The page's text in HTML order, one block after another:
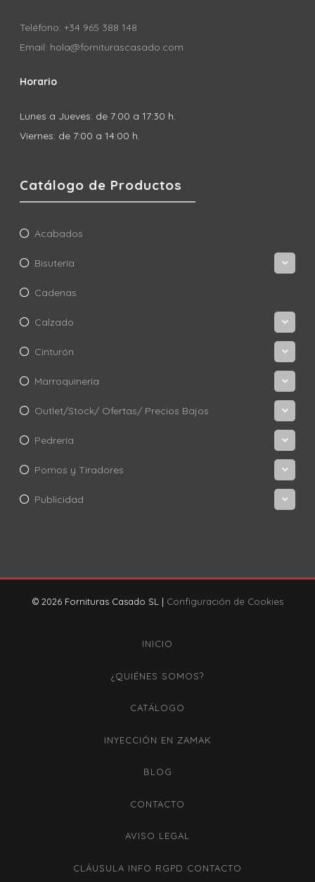
Teléfono: +34 965 388 148
Email: hola@forniturascasado.com
Horario
Lunes a Jueves: de 7:00 a 17:30 h.
Viernes: de 7:00 a 14:00 h.
Catálogo de Productos
Acabados
Bisutería
Cadenas
Calzado
Cinturón
Marroquinería
Outlet/Stock/ Ofertas/ Precios Bajos
Pedrería
Pomos y Tiradores
Publicidad
© 2026 Fornituras Casado SL | Configuración de Cookies
INICIO
¿QUIÉNES SOMOS?
CATÁLOGO
INYECCIÓN EN ZAMAK
BLOG
CONTACTO
AVISO LEGAL
CLÁUSULA INFO RGPD CONTACTO